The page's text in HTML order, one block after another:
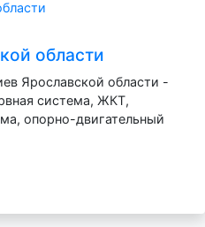
области
Ярославской области -
система, ЖКТ,
опорно-двигательный